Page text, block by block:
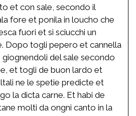
et con sale, secondo il
fore et ponila in loucho che
fuori et si sciucchi un
Dopo togli pepero et cannella
del sale secondo
et togli de buon lardo et
ne le spetie predicte et
la dicta carne. Et habi de
molti da ongni canto in la